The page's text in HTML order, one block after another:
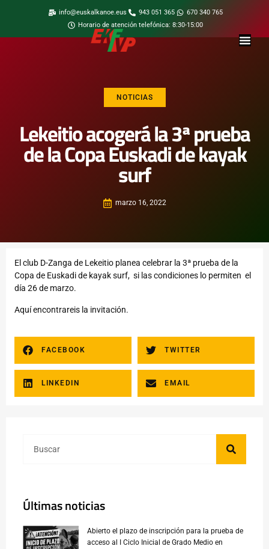
info@euskalkanoe.eus 943 051 365
670 340 765
Horario de atención telefónica: 8:30-15:00
NOTICIAS
Lekeitio acogerá la 3ª prueba
de la Copa Euskadi de kayak
surf
marzo 16, 2022
El club D-Zanga de Lekeitio planea celebrar la 3ª prueba de la
Copa de Euskadi de kayak surf, si las condiciones lo permiten el
día 26 de marzo.
Aquíencontrareis la invitación.
FACEBOOK TWITTER
LINKEDIN EMAIL
Últimas noticias
Abierto el plazo de inscripción para la prueba de
acceso al I Ciclo Inicial de Grado Medio en